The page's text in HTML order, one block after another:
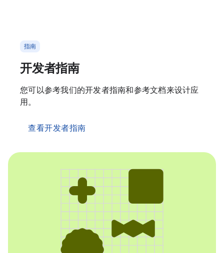
指南
开发者指南
您可以参考我们的开发者指南和参考文档来设计应
用。
查看开发者指南